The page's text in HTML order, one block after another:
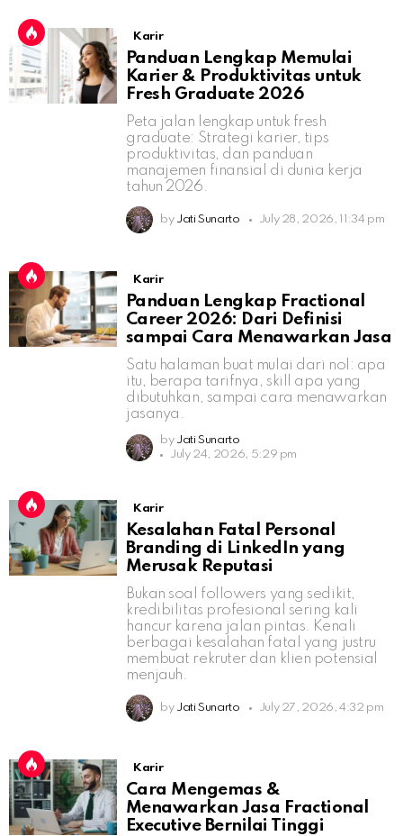
Karir
Panduan Lengkap Memulai
Karier & Produktivitas untuk
Fresh Graduate 2026
Peta jalan lengkap untuk fresh
graduate: Strategi karier, tips
produktivitas, dan panduan
manajemen finansial di dunia kerja
tahun 2026.
by Jati Sunarto July 28, 2026, 11:34 pm
Karir
Panduan Lengkap Fractional
Career 2026: Dari Definisi
sampai Cara Menawarkan Jasa
Satu halaman buat mulai dari nol: apa
itu, berapa tarifnya, skill apa yang
dibutuhkan, sampai cara menawarkan
jasanya.
by Jati Sunarto
July 24, 2026, 5:29 pm
Karir
Kesalahan Fatal Personal
Branding di LinkedIn yang
Merusak Reputasi
Bukan soal followers yang sedikit,
kredibilitas profesional sering kali
hancur karena jalan pintas. Kenali
berbagai kesalahan fatal yang justru
membuat rekruter dan klien potensial
menjauh.
by Jati Sunarto July 27, 2026, 4:32 pm
Karir
Cara Mengemas &
Menawarkan Jasa Fractional
Executive Bernilai Tinggi